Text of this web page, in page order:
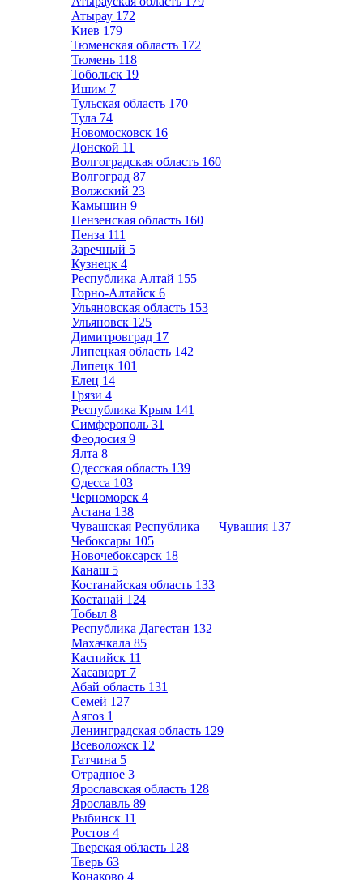
Атырау 172
Киев 179
Тюменская область 172
Тюмень 118
Тобольск 19
Ишим 7
Тульская область 170
Тула 74
Новомосковск 16
Донской 11
Волгоградская область 160
Волгоград 87
Волжский 23
Камышин 9
Пензенская область 160
Пенза 111
Заречный 5
Кузнецк 4
Республика Алтай 155
Горно-Алтайск 6
Ульяновская область 153
Ульяновск 125
Димитровград 17
Липецкая область 142
Липецк 101
Елец 14
Грязи 4
Республика Крым 141
Симферополь 31
Феодосия 9
Ялта 8
Одесская область 139
Одесса 103
Черноморск 4
Астана 138
Чувашская Республика — Чувашия 137
Чебоксары 105
Новочебоксарск 18
Канаш 5
Костанайская область 133
Костанай 124
Тобыл 8
Республика Дагестан 132
Махачкала 85
Каспийск 11
Хасавюрт 7
Абай область 131
Семей 127
Аягоз 1
Ленинградская область 129
Всеволожск 12
Гатчина 5
Отрадное 3
Ярославская область 128
Ярославль 89
Рыбинск 11
Ростов 4
Тверская область 128
Тверь 63
Конаково 4